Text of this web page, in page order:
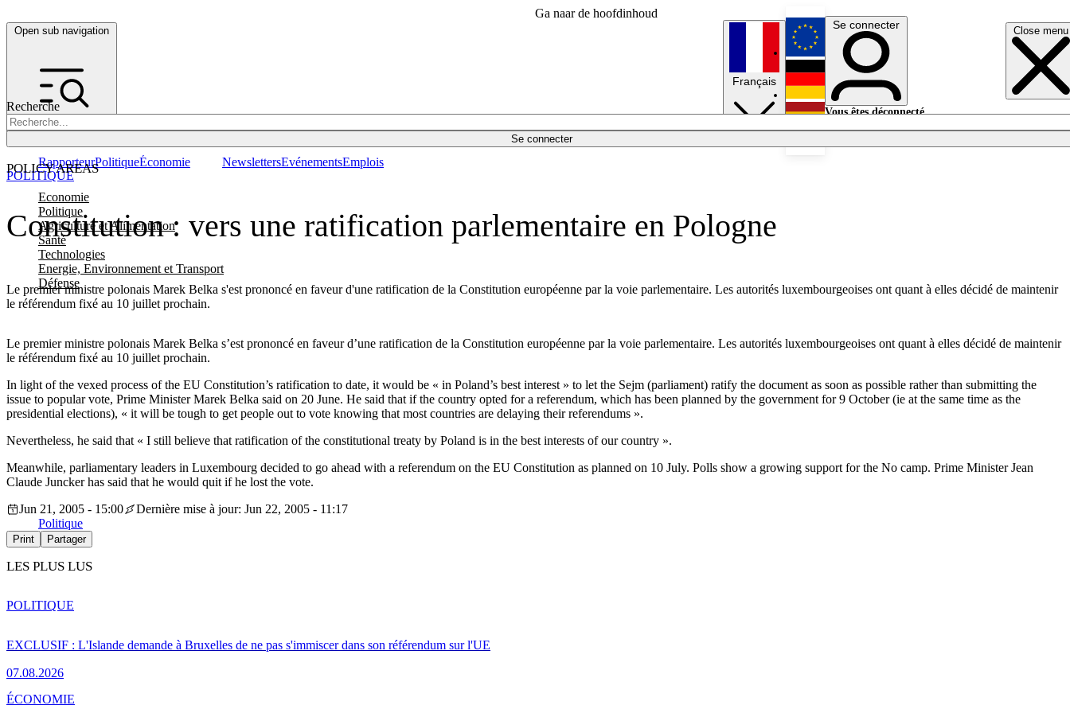
Ga naar de hoofdinhoud
Open sub navigation Close menu
Recherche
Se connecter
POLICY AREAS
Economie
Politique
Agriculture et Alimentation
Santé
Technologies
Energie, Environnement et Transport
Défense
RapporteurPolitiqueÉconomie NewslettersEvénementsEmplois
Français
English
Deutsch
Se connecter
Vous êtes déconnecté.
Constitution : vers une ratification parlementaire en Pologne
Le premier ministre polonais Marek Belka s'est prononcé en faveur d'une ratification de la Constitution européenne par la voie parlementaire. Les autorités luxembourgeoises ont quant à elles décidé de maintenir
le référendum fixé au 10 juillet prochain.
POLITIQUE
Le premier ministre polonais Marek Belka s’est prononcé en faveur d’une ratification de la Constitution européenne par la voie parlementaire. Les autorités luxembourgeoises ont quant à elles décidé de maintenir
le référendum fixé au 10 juillet prochain.
In light of the vexed process of the EU Constitution’s ratification to date, it would be « in Poland’s best interest » to let the Sejm (parliament) ratify the document as soon as possible rather than submitting the
issue to popular vote, Prime Minister Marek Belka said on 20 June. He said that if the country opted for a referendum, which has been planned by the government for 9 October (ie at the same time as the
presidential elections), « it will be tough to get people out to vote knowing that most countries are delaying their referendums ».
Nevertheless, he said that « I still believe that ratification of the constitutional treaty by Poland is in the best interests of our country ».
Meanwhile, parliamentary leaders in Luxembourg decided to go ahead with a referendum on the EU Constitution as planned on 10 July. Polls show a growing support for the No camp. Prime Minister Jean
Claude Juncker has said that he would quit if he lost the vote.
Jun 21, 2005 - 15:00
Dernière mise à jour: Jun 22, 2005 - 11:17
Politique
Print Partager
LES PLUS LUS
EXCLUSIF : L'Islande demande à Bruxelles de ne pas s'immiscer dans son référendum sur l'UE
07.08.2026
POLITIQUE
ÉCONOMIE